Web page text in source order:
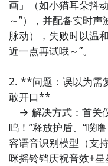
全球好游抢先下
好了，小编为大家大
想要了解更多精彩内
画」（如小猫耳朵抖
～”），并配备实时
脉动），失败时以温
近一点再试哦～”。
2. **问题：误以为需
敢开口**
→ 解决方式：首关
呜！”释放护盾、“噗
容语音识别模型（支
咪摇铃铛庆祝音效+星